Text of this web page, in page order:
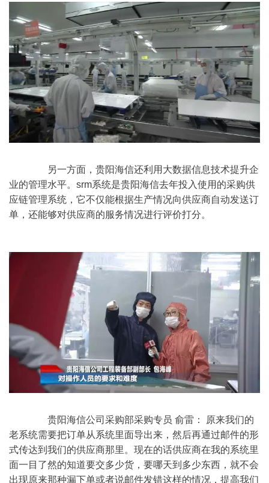
业的管理水平。srm系统是贵阳海信去年投入使用的采购供
应链管理系统，它不仅能根据生产情况向供应商自动发送订
单，还能够对供应商的服务情况进行评价打分。
老系统需要把订单从系统里面导出来，然后再通过邮件的形
式传达到我们的供应商那里。现在的话供应商在我的系统里
面一目了然的知道要交多少货，要哪天到多少东西，就不会
出现原来那种漏下单或者说邮件发错这样的情况，提高我们